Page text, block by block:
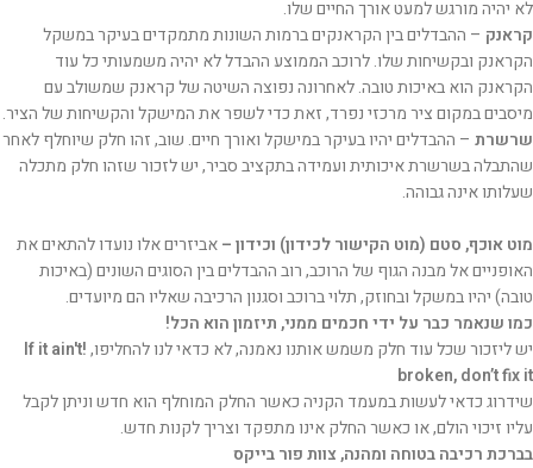
לא יהיה מורגש למעט אורך החיים שלו.
קראנק – ההבדלים בין הקראנקים ברמות השונות מתמקדים בעיקר במשקל
הקראנק ובקשיחות שלו. לרוכב הממוצע ההבדל לא יהיה משמעותי כל עוד
הקראנק הוא באיכות טובה. לאחרונה נפוצה השיטה של קראנק שמשולב עם
מיסבים במקום ציר מרכזי נפרד, זאת כדי לשפר את המישקל והקשיחות של הציר.
שרשרת – ההבדלים יהיו בעיקר במישקל ואורך חיים. שוב, זהו חלק שיוחלף לאחר
שהתבלה בשרשרת איכותית ועמידה בתקציב סביר, יש לזכור שזהו חלק מתכלה
שעלותו אינה גבוהה.
מוט אוכף, סטם (מוט הקישור לכידון) וכידון –אביזרים אלו נועדו להתאים את
האופניים אל מבנה הגוף של הרוכב, רוב ההבדלים בין הסוגים השונים (באיכות
טובה) יהיו במשקל ובחוזק, תלוי ברוכב וסגנון הרכיבה שאליו הם מיועדים.
כמו שנאמר כבר על ידי חכמים ממני, תיזמון הוא הכל!
יש ליזכור שכל עוד חלק משמש אותנו נאמנה, לא כדאי לנו להחליפו, !If it ain't
broken, don’t fix it
שידרוג כדאי לעשות במעמד הקניה כאשר החלק המוחלף הוא חדש וניתן לקבל
עליו זיכוי הולם, או כאשר החלק אינו מתפקד וצריך לקנות חדש.
בברכת רכיבה בטוחה ומהנה, צוות פור בייקס